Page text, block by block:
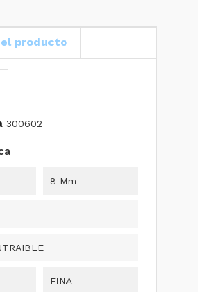
producto
300602
8 Mm
FINA